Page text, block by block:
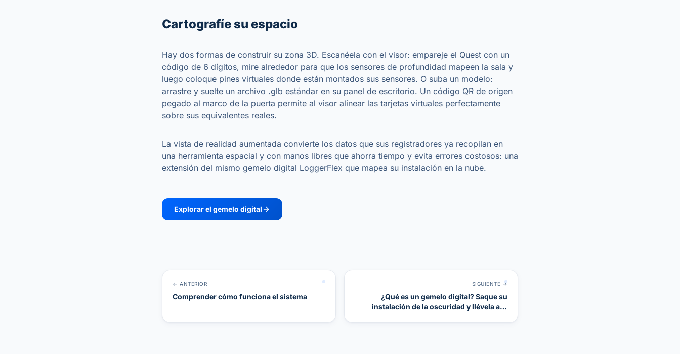
Cartografíe su espacio
Hay dos formas de construir su zona 3D. Escanéela con el visor: empareje el Quest con un
código de 6 dígitos, mire alrededor para que los sensores de profundidad mapeen la sala y
luego coloque pines virtuales donde están montados sus sensores. O suba un modelo:
arrastre y suelte un archivo .glb estándar en su panel de escritorio. Un código QR de origen
pegado al marco de la puerta permite al visor alinear las tarjetas virtuales perfectamente
sobre sus equivalentes reales.
La vista de realidad aumentada convierte los datos que sus registradores ya recopilan en
una herramienta espacial y con manos libres que ahorra tiempo y evita errores costosos: una
extensión del mismo gemelo digital LoggerFlex que mapea su instalación en la nube.
Explorar el gemelo digital
← ANTERIOR
Comprender cómo funciona el sistema
SIGUIENTE →
¿Qué es un gemelo digital? Saque su
instalación de la oscuridad y llévela a la